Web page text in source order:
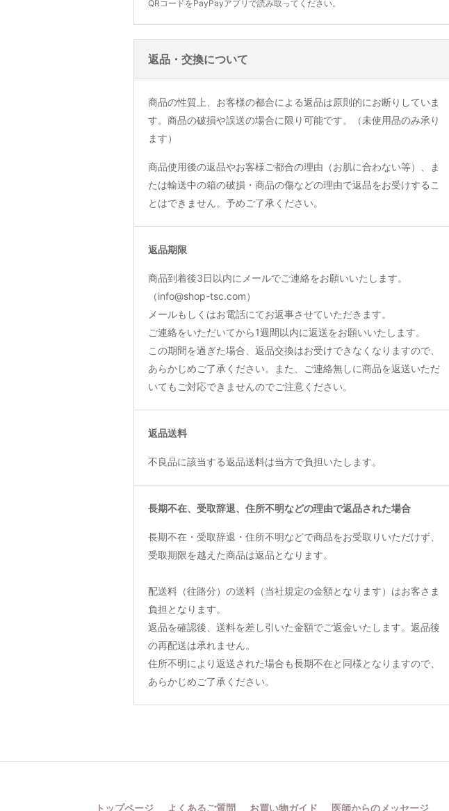
QRコードをPayPayアプリで読み取ってください。
返品・交換について
商品の性質上、お客様の都合による返品は原則的にお断りしていま
す。商品の破損や誤送の場合に限り可能です。（未使用品のみ承り
ます）
商品使用後の返品やお客様ご都合の理由（お肌に合わない等）、ま
たは輸送中の箱の破損・商品の傷などの理由で返品をお受けするこ
とはできません。予めご了承ください。
返品期限
商品到着後3日以内にメールでご連絡をお願いいたします。
（info@shop-tsc.com）
メールもしくはお電話にてお返事させていただきます。
ご連絡をいただいてから1週間以内に返送をお願いいたします。
この期間を過ぎた場合、返品交換はお受けできなくなりますので、
あらかじめご了承ください。また、ご連絡無しに商品を返送いただ
いてもご対応できませんのでご注意ください。
返品送料
不良品に該当する返品送料は当方で負担いたします。
長期不在、受取辞退、住所不明などの理由で返品された場合
長期不在・受取辞退・住所不明などで商品をお受取りいただけず、
受取期限を越えた商品は返品となります。
配送料（往路分）の送料（当社規定の金額となります）はお客さま
負担となります。
返品を確認後、送料を差し引いた金額でご返金いたします。返品後
の再配送は承れません。
住所不明により返送された場合も長期不在と同様となりますので、
あらかじめご了承ください。
トップページ よくあるご質問 お買い物ガイド 医師からのメッセージ